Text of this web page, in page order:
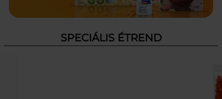
SPECIÁLIS ÉTREND